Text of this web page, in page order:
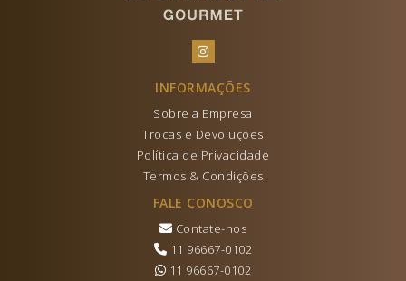
INFORMAÇÕES
Sobre a Empresa
Trocas e Devoluções
Política de Privacidade
Termos & Condições
FALE CONOSCO
Contate-nos
11 96667-0102
11 96667-0102